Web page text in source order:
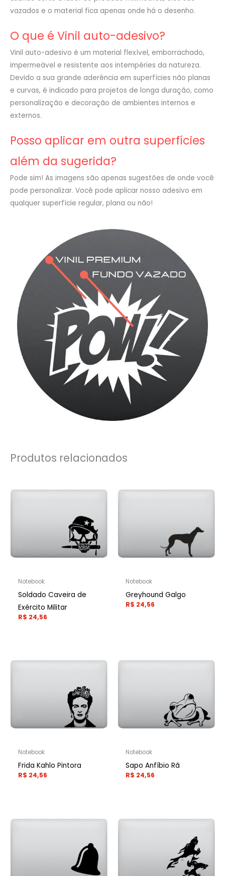
vazados e o material fica apenas onde há o desenho.
O que é Vinil auto-adesivo?
Vinil auto-adesivo é um material flexível, emborrachado,
impermeável e resistente aos intempéries da natureza.
Devido a sua grande aderência em superfícies não planas
e curvas, é indicado para projetos de longa duração, como
personalização e decoração de ambientes internos e
externos.
Posso aplicar em outra superfícies
além da sugerida?
Pode sim! As imagens são apenas sugestões de onde você
pode personalizar. Você pode aplicar nosso adesivo em
qualquer superfície regular, plana ou não!
Produtos relacionados
Notebook
Soldado Caveira de
Exército Militar
R$ 24,56
Notebook
Greyhound Galgo
R$ 24,56
Notebook
Frida Kahlo Pintora
R$ 24,56
Notebook
Sapo Anfíbio Rã
R$ 24,56